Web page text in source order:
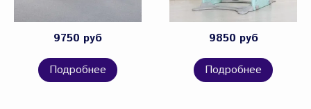
9750 руб
Подробнее
9850 руб
Подробнее